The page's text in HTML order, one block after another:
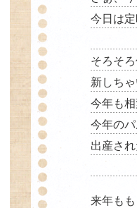
今日は
そろそ
新しち
今年も
今年の
出産さ
来年も